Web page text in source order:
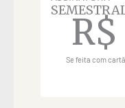
R$
Se feita com